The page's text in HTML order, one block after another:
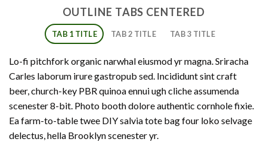
OUTLINE TABS CENTERED
TAB 1 TITLE TAB 2 TITLE TAB 3 TITLE
Lo-fi pitchfork organic narwhal eiusmod yr magna. Sriracha
Carles laborum irure gastropub sed. Incididunt sint craft
beer, church-key PBR quinoa ennui ugh cliche assumenda
scenester 8-bit. Photo booth dolore authentic cornhole fixie.
Ea farm-to-table twee DIY salvia tote bag four loko selvage
delectus, hella Brooklyn scenester yr.